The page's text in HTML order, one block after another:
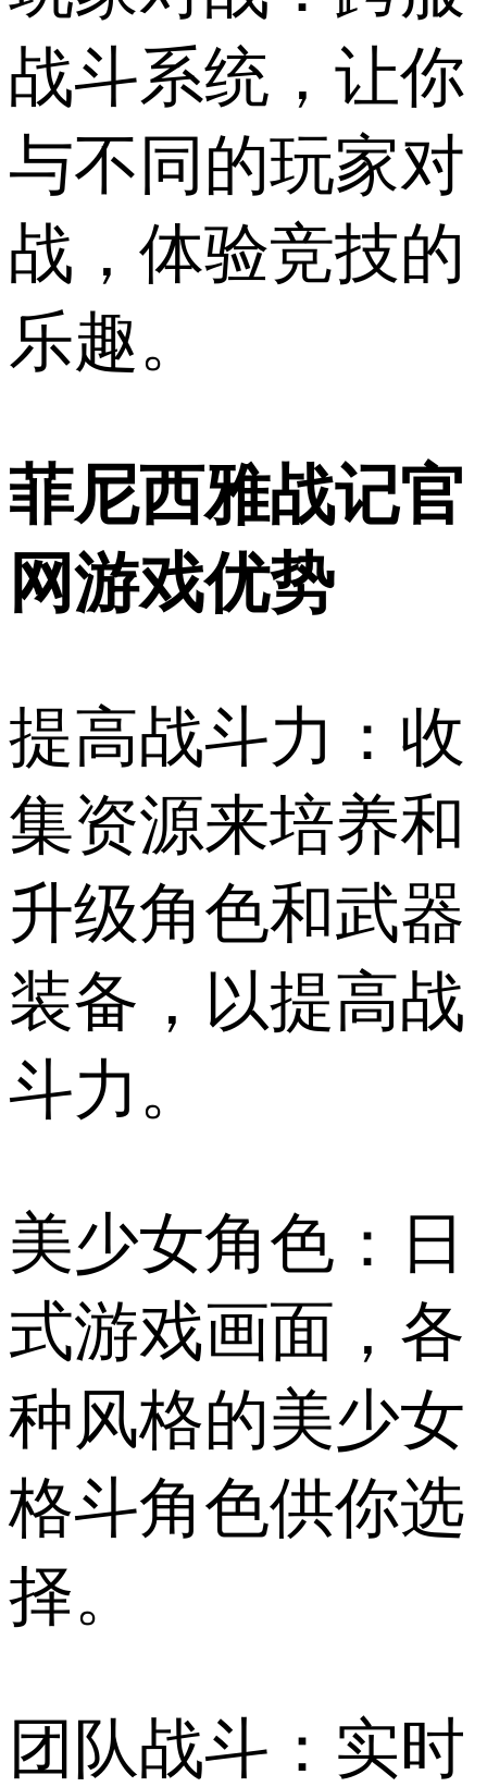
战斗系统，让你
与不同的玩家对
战，体验竞技的
乐趣。
菲尼西雅战记官
网游戏优势
提高战斗力：收
集资源来培养和
升级角色和武器
装备，以提高战
斗力。
美少女角色：日
式游戏画面，各
种风格的美少女
格斗角色供你选
择。
团队战斗：实时